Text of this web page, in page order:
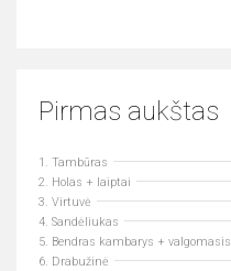
Pirmas aukštas
1. Tambūras
2. Holas + laiptai
3. Virtuvė
4. Sandėliukas
5. Bendras kambarys + valgomasis
6. Drabužinė